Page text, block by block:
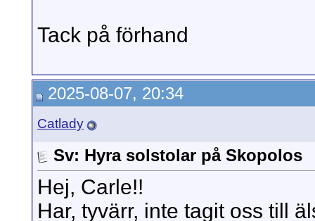
Tack på förhand
2025-08-07, 20:34
Catlady
Sv: Hyra solstolar på Skopolos
Hej, Carle!!
Har, tyvärr, inte tagit oss till